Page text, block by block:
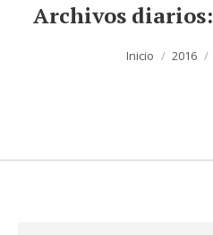
Archivos diarios:
Inicio 2016